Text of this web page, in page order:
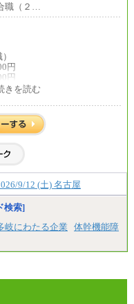
職（２…
円
円
円
206,400円
円
円
はございません。
万円
万円 *残業代・家族手当
を読む
9/12 (土) 名古屋
検索]
岐にわたる企業
体幹機能障